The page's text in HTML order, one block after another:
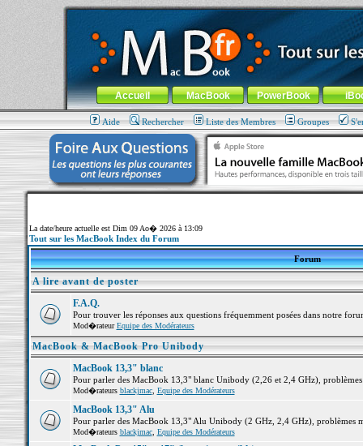
MacBook-fr.com : 100% Apple... 100% nomade !
Aller au contenu-Aller au menu général-Aller au menu de
Menu général
Accueil MacBook PowerBook
Aide Rechercher Liste des Membres Groupes
La date/heure actuelle est Dim 09 Ao� 2026 à 13:09
Tout sur les MacBook Index du Forum
Forum
A lire avant de poster
F.A.Q.
Pour trouver les réponses aux questions fréquemment posées dans notre
Mod�rateurEquipe des Modérateurs
MacBook & MacBook Pro Unibody
MacBook 13,3" blanc
Pour parler des MacBook 13,3" blanc Unibody (2,26 et 2,4 GHz),
Mod�rateurs blackjmac, Equipe des Modérateurs
MacBook 13,3" Alu
Pour parler des MacBook 13,3" Alu Unibody (2 GHz, 2,4 GHz), problèmes
Mod�rateurs blackjmac, Equipe des Modérateurs